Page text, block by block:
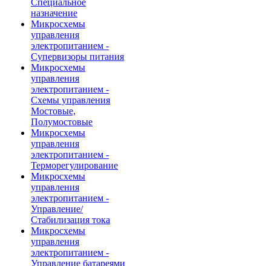
Специальное
назначение
Микросхемы
управления
электропитанием -
Супервизоры питания
Микросхемы
управления
электропитанием -
Схемы управления
Мостовые,
Полумостовые
Микросхемы
управления
электропитанием -
Терморегулирование
Микросхемы
управления
электропитанием -
Управление/
Стабилизация тока
Микросхемы
управления
электропитанием -
Управление батареями